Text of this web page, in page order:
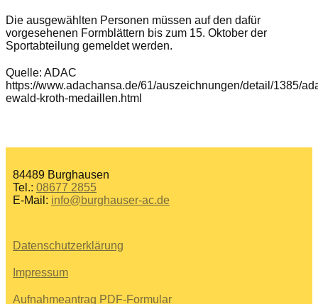
Die ausgewählten Personen müssen auf den dafür
vorgesehenen Formblättern bis zum 15. Oktober der
Sportabteilung gemeldet werden.
Quelle: ADAC
https://www.adachansa.de/61/auszeichnungen/detail/1385/
ewald-kroth-medaillen.html
84489 Burghausen
Tel.: 08677 2855
E-Mail: info@burghauser-ac.de
Datenschutzerklärung
Impressum
Aufnahmeantrag PDF-Formular